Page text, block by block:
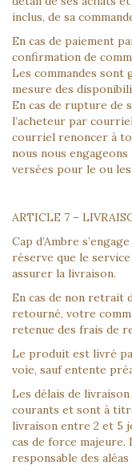
inclus, de sa
En cas de paiement
confirmation de
Les commandes sont
mesure des
En cas de rupture de
l’acheteur par
courriel renoncer à
nous nous
versées pour le ou
ARTICLE 7 –
Cap d’Ambre
réserve que le
assurer la livraison.
En cas de non retrait
retourné, votre
retenue des frais de
Le produit est livré
voie, sauf entente
Les délais de
courants et sont à
livraison entre 2 et 5
cas de force
responsable des